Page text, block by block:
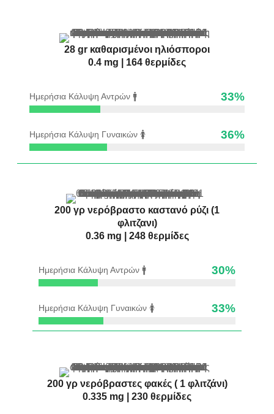
28 gr καθαρισμένοι ηλιόσποροι
0.4 mg | 164 θερμίδες
Ημερήσια Κάλυψη Αντρών 🚹 33%
Ημερήσια Κάλυψη Γυναικών 🚺 36%
200 γρ νερόβραστο καστανό ρύζι (1
φλιτζανι)
0.36 mg | 248 θερμίδες
Ημερήσια Κάλυψη Αντρών 🚹 30%
Ημερήσια Κάλυψη Γυναικών 🚺 33%
200 γρ νερόβραστες φακές ( 1 φλιτζάνι)
0.335 mg | 230 θερμίδες